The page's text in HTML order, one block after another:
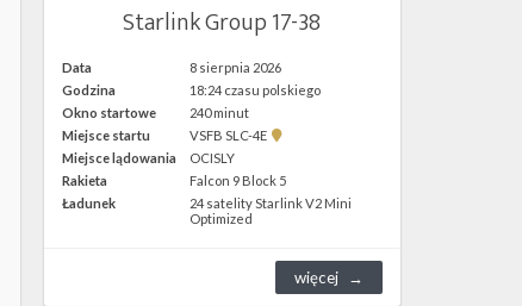
Starlink Group 17-38
Data
8 sierpnia 2026
Godzina
18:24 czasu polskiego
Okno startowe
240 minut
Miejsce startu
VSFB SLC-4E
Pokaż
SLC-
4E w
Google
Miejsce lądowania
OCISLY
Rakieta
Falcon 9 Block 5
Ładunek
24 satelity Starlink V2 Mini
Optimized
więcej